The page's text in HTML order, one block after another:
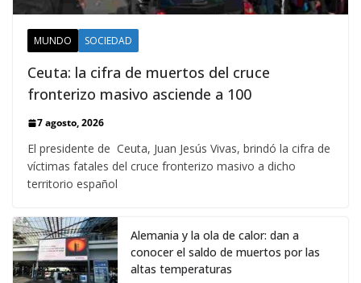
MUNDO SOCIEDAD
Ceuta: la cifra de muertos del cruce
fronterizo masivo asciende a 100
7 agosto, 2026
El presidente de Ceuta, Juan Jesús Vivas, brindó la cifra de
víctimas fatales del cruce fronterizo masivo a dicho
territorio español
Alemania y la ola de calor: dan a
conocer el saldo de muertos por las
altas temperaturas